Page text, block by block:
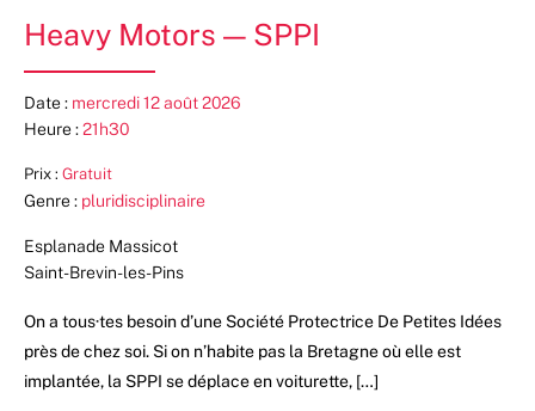
Heavy Motors — SPPI
Date : mercredi 12 août 2026
Heure :21h30
Prix : Gratuit
Genre : pluridisciplinaire
Esplanade Massicot
Saint-Brevin-les-Pins
On a tous·tes besoin d’une Société Protectrice De Petites Idées
près de chez soi. Si on n’habite pas la Bretagne où elle est
implantée, la SPPI se déplace en voiturette, […]